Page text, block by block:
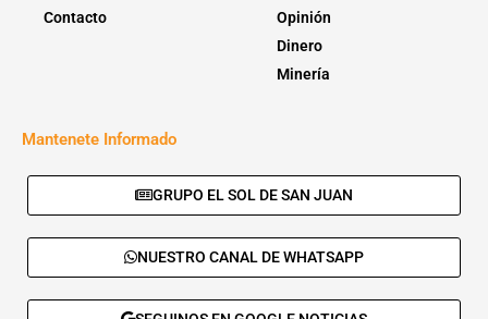
Contacto
Opinión
Dinero
Minería
Mantenete Informado
GRUPO EL SOL DE SAN JUAN
NUESTRO CANAL DE WHATSAPP